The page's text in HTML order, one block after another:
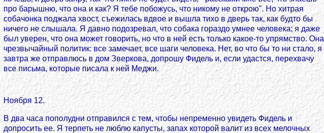
про барышню, что она и как? Я тебе побожусь, что никому не открою". Но хитрая
собачонка поджала хвост, съежилась вдвое и вышла тихо в дверь так, как будто бы
ничего не слышала. Я давно подозревал, что собака гораздо умнее человека; я даже
был уверен, что она может говорить, но что в ней есть только какое-то упрямство. Она
чрезвычайный политик: все замечает, все шаги человека. Нет, во что бы то ни стало, я
завтра же отправлюсь в дом Зверкова, допрошу Фидель и, если удастся, перехвачу
все письма, которые писала к ней Меджи.
Ноября 12.
В два часа пополудни отправился с тем, чтобы непременно увидеть Фидель и
допросить ее. Я терпеть не люблю капусты, запах которой валит из всех мелочных